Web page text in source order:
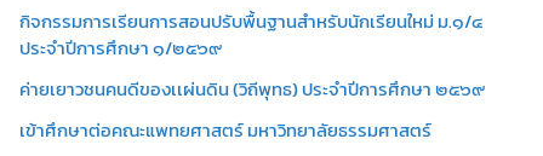
กิจกรรมการเรียนการสอนปรับพื้นฐานสำหรับนักเรียนใหม่ ม.๑/๔
ประจำปีการศึกษา ๑/๒๕๖๙
ค่ายเยาวชนคนดีของเเผ่นดิน (วิถีพุทธ) ประจำปีการศึกษา ๒๕๖๙
เข้าศึกษาต่อคณะแพทยศาสตร์ มหาวิทยาลัยธรรมศาสตร์